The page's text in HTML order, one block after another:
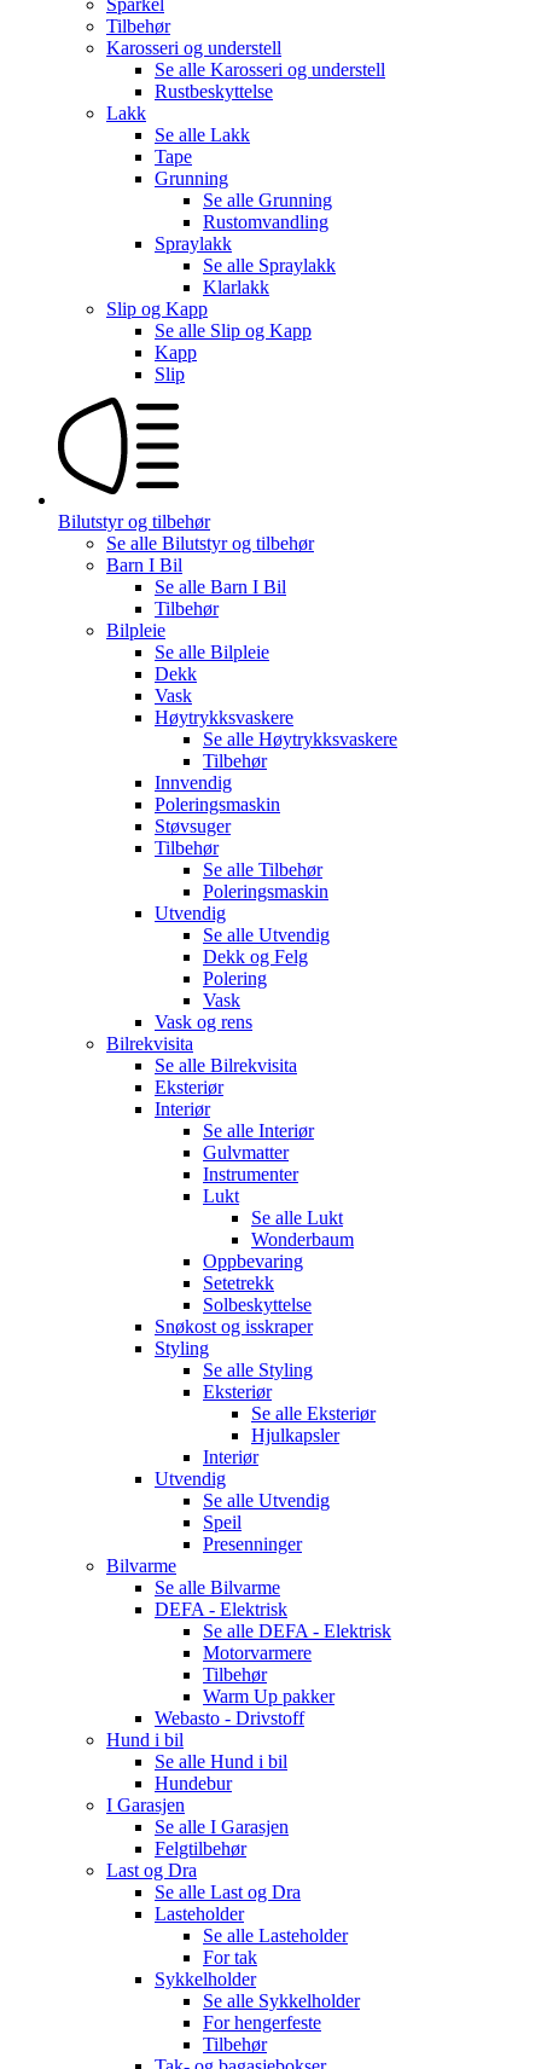
Tilbehør
Karosseri og understell
Se alle Karosseri og understell
Rustbeskyttelse
Lakk
Se alle Lakk
Tape
Grunning
Se alle Grunning
Rustomvandling
Spraylakk
Se alle Spraylakk
Klarlakk
Slip og Kapp
Se alle Slip og Kapp
Kapp
Slip
Bilutstyr og tilbehør
Se alle Bilutstyr og tilbehør
Barn I Bil
Se alle Barn I Bil
Tilbehør
Bilpleie
Se alle Bilpleie
Dekk
Vask
Høytrykksvaskere
Se alle Høytrykksvaskere
Tilbehør
Innvendig
Poleringsmaskin
Støvsuger
Tilbehør
Se alle Tilbehør
Poleringsmaskin
Utvendig
Se alle Utvendig
Dekk og Felg
Polering
Vask
Vask og rens
Bilrekvisita
Se alle Bilrekvisita
Eksteriør
Interiør
Se alle Interiør
Gulvmatter
Instrumenter
Lukt
Se alle Lukt
Wonderbaum
Oppbevaring
Setetrekk
Solbeskyttelse
Snøkost og isskraper
Styling
Se alle Styling
Eksteriør
Se alle Eksteriør
Hjulkapsler
Interiør
Utvendig
Se alle Utvendig
Speil
Presenninger
Bilvarme
Se alle Bilvarme
DEFA - Elektrisk
Se alle DEFA - Elektrisk
Motorvarmere
Tilbehør
Warm Up pakker
Webasto - Drivstoff
Hund i bil
Se alle Hund i bil
Hundebur
I Garasjen
Se alle I Garasjen
Felgtilbehør
Last og Dra
Se alle Last og Dra
Lasteholder
Se alle Lasteholder
For tak
Sykkelholder
Se alle Sykkelholder
For hengerfeste
Tilbehør